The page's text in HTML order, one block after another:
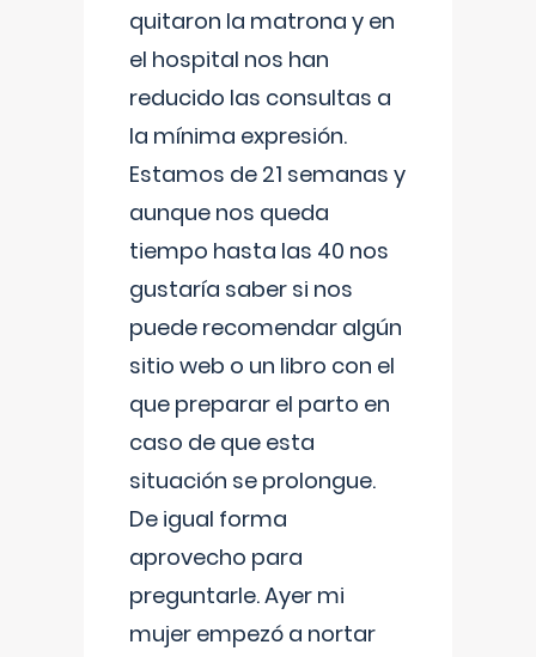
quitaron la matrona y en
el hospital nos han
reducido las consultas a
la mínima expresión.
Estamos de 21 semanas y
aunque nos queda
tiempo hasta las 40 nos
gustaría saber si nos
puede recomendar algún
sitio web o un libro con el
que preparar el parto en
caso de que esta
situación se prolongue.
De igual forma
aprovecho para
preguntarle. Ayer mi
mujer empezó a nortar